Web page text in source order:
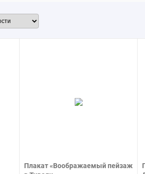
мастера «Пейзаж с молнией»,
с отарой овец» и другие. Вы
Плакат «Воображаемый пейзаж